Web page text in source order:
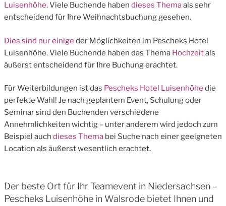
Luisenhöhe. Viele Buchende haben dieses Themaals sehr
entscheidend für Ihre Weihnachtsbuchung gesehen.
Dies sind nur einige der Möglichkeiten im Pescheks Hotel
Luisenhöhe. Viele Buchende haben das Thema Hochzeitals
äußerst entscheidend für Ihre Buchung erachtet.
Für Weiterbildungen ist das Pescheks Hotel Luisenhöhe die
perfekte Wahl! Je nach geplantem Event, Schulung oder
Seminar sind den Buchenden verschiedene
Annehmlichkeiten wichtig – unter anderem wird jedoch zum
Beispiel auch dieses Thema bei Suche nach einer geeigneten
Location als äußerst wesentlich erachtet.
Der beste Ort für Ihr Teamevent in Niedersachsen –
Pescheks Luisenhöhe in Walsrode bietet Ihnen und